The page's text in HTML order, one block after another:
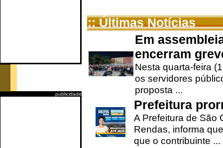
publicidade
:: Últimas Notícias
Em
encerram
Nesta quarta-feira
os servidores
proposta ...
Prefeitura
A Prefeitura de São
Rendas, informa
que o contribuinte ...